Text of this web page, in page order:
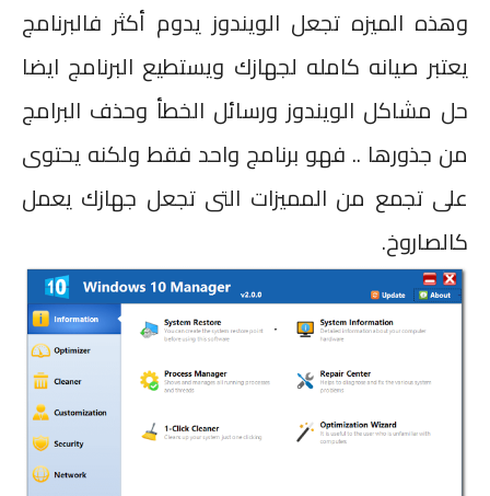
وهذه الميزه تجعل الويندوز يدوم أكثر فالبرنامج
يعتبر صيانه كامله لجهازك ويستطيع البرنامج ايضا
حل مشاكل الويندوز ورسائل الخطأ وحذف البرامج
من جذورها .. فهو برنامج واحد فقط ولكنه يحتوى
على تجمع من المميزات التى تجعل جهازك يعمل
كالصاروخ.